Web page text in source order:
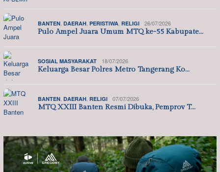
BANTEN DAERAH PERISTIWA RELIGI 26/07/2026
Pulo Ampel Juara Umum MTQ ke-55 Kabupate…
SOSIAL MASYARAKAT 18/07/2026
Keluarga Besar Polres Metro Tangerang Ko…
BANTEN DAERAH RELIGI 07/07/2026
MTQ XXIII Banten Resmi Dibuka, Pemprov T…